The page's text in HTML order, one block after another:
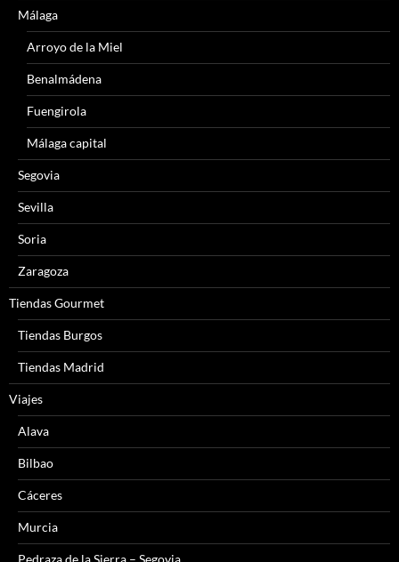
Málaga
Arroyo de la Miel
Benalmádena
Fuengirola
Málaga capital
Segovia
Sevilla
Soria
Zaragoza
Tiendas Gourmet
Tiendas Burgos
Tiendas Madrid
Viajes
Alava
Bilbao
Cáceres
Murcia
Pedraza de la Sierra – Segovia